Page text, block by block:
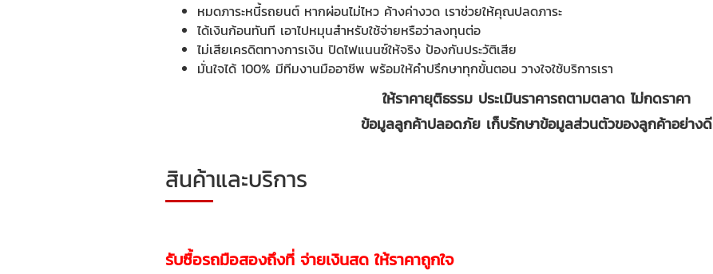
หมดภาระหนี้รถยนต์ หากผ่อนไม่ไหว ค้างค่างวด เราช่วยให้คุณปลดภาระ
ได้เงินก้อนทันที เอาไปหมุนสำหรับใช้จ่ายหรือว่าลงทุนต่อ
ไม่เสียเครดิตทางการเงิน ปิดไฟแนนซ์ให้จริง ป้องกันประวัติเสีย
มั่นใจได้ 100% มีทีมงานมืออาชีพ พร้อมให้คำปรึกษาทุกขั้นตอน วางใจใช้บริการเรา
ให้ราคายุติธรรม ประเมินราคารถตามตลาด ไม่กดราคา
ข้อมูลลูกค้าปลอดภัย เก็บรักษาข้อมูลส่วนตัวของลูกค้าอย่างดี
สินค้าและบริการ
รับซื้อรถมือสองถึงที่ จ่ายเงินสด ให้ราคาถูกใจ